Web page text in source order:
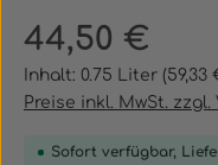
Regulärer Preis:
44,50 €
Inhalt: 0.75 Liter (59,33
Preise inkl. MwSt.
Sofort verfügbar,